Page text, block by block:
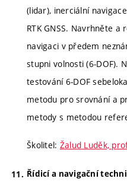
(lidar), inerciální
RTK GNSS. Navrhněte
navigaci v předem
stupni volnosti (6-DOF).
testování 6-DOF
metodu pro srovnání a
metody s metodou
Školitel: Žalud Luděk,
Řídicí a navigační